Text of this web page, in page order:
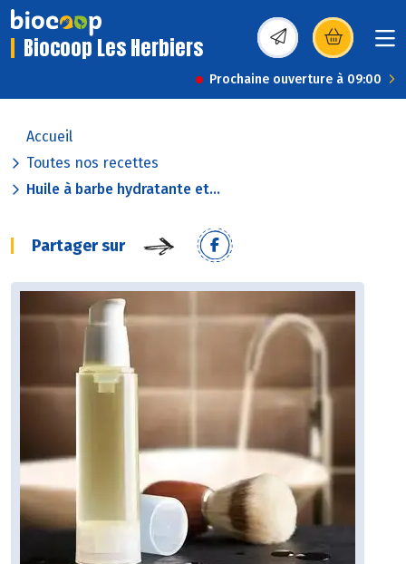
Biocoop Les Herbiers (s’ouvre dans une
Prochaine ouverture à 09:00
Accueil
Toutes nos recettes
Huile à barbe hydratante et...
Partager sur